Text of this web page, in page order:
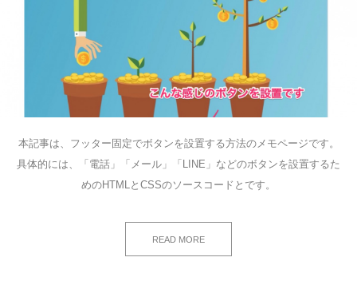
本記事は、フッター固定でボタンを設置する方法のメモページです。
具体的には、「電話」「メール」「LINE」などのボタンを設置するた
めのHTMLとCSSのソースコードとです。
READ MORE